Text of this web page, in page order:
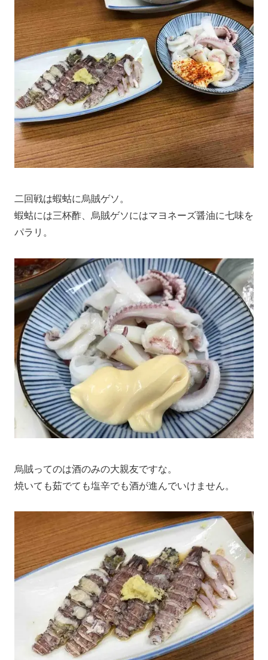
二回戦は蝦蛄に烏賊ゲソ。
蝦蛄には三杯酢、烏賊ゲソにはマヨネーズ醤油に七味を
パラリ。
烏賊ってのは酒のみの大親友ですな。
焼いても茹でても塩辛でも酒が進んでいけません。